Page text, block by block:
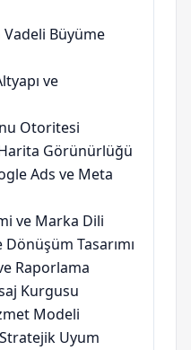
Vadeli Büyüme
ve
Otoritesi
Görünürlüğü
Ads ve Meta
ve Marka Dili
Tasarımı
Raporlama
Kurgusu
Modeli
Uyum